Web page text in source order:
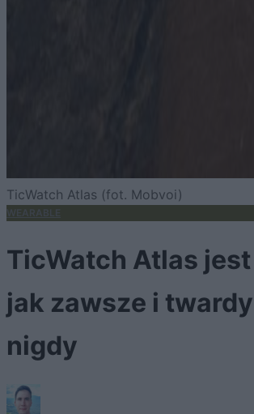
TicWatch Atlas (fot. Mobvoi)
WEARABLE
TicWatch Atlas
jak zawsze i
nigdy